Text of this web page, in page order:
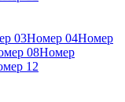
03Номер 04Номер
08Номер
12